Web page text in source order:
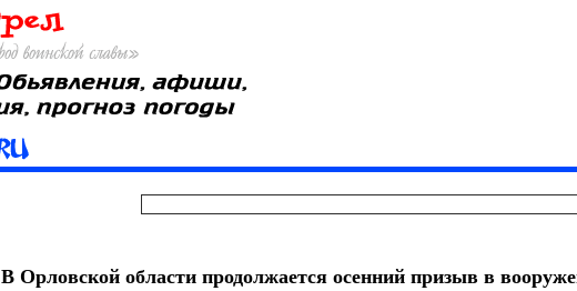
В Орловской области продолжается осенний призыв в